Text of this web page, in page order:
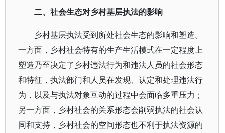
二、社会生态对乡村基层执法的影响
乡村基层执法受到所处社会生态的影响和塑造。
一方面，乡村社会特有的生产生活模式在一定程度上
塑造乃至决定了乡村违法行为和违法人员的社会形态
和特征，执法部门和人员在发现、认定和处理违法行
为，以及与执法对象互动的过程中会面临多重压力；
另一方面，乡村社会的关系形态会削弱执法的社会认
同和支持，乡村社会的空间形态也不利于执法资源的